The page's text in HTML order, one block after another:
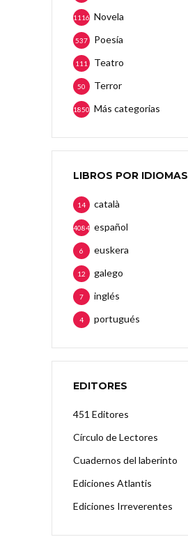
Novela
1116
Poesía
537
Teatro
111
Terror
50
Más categorias
1850
LIBROS POR IDIOMAS
català
14
español
4084
euskera
6
galego
12
inglés
7
portugués
4
EDITORES
451 Editores
Círculo de Lectores
Cuadernos del laberinto
Ediciones Atlantis
Ediciones Irreverentes